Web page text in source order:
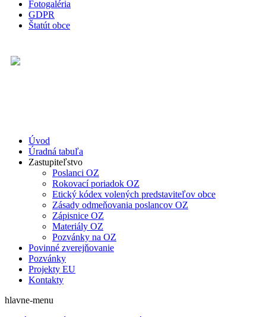
Fotogaléria
GDPR
Štatút obce
Úvod
Úradná tabuľa
Zastupiteľstvo
Poslanci OZ
Rokovací poriadok OZ
Etický kódex volených predstaviteľov obce
Zásady odmeňovania poslancov OZ
Zápisnice OZ
Materiály OZ
Pozvánky na OZ
Povinné zverejňovanie
Pozvánky
Projekty EU
Kontakty
hlavne-menu